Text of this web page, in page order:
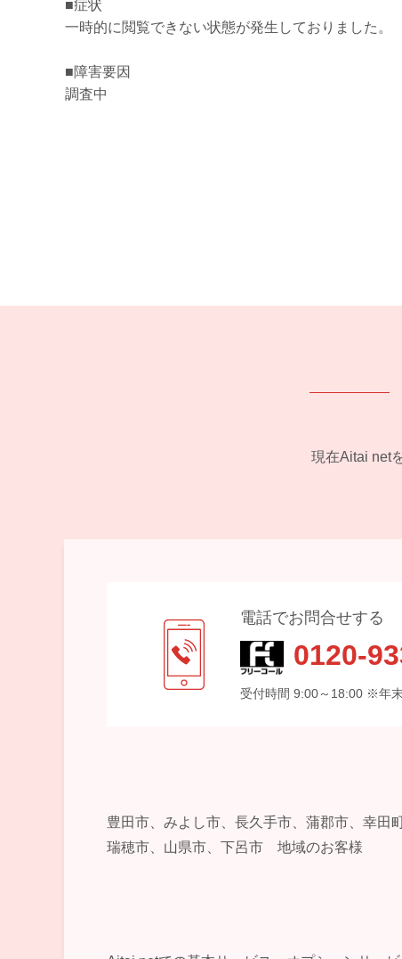
■症状
一時的に閲覧できない状態が発生しておりました。
■障害要因
調査中
現在Aitai net
電話でお問合せする
0120-
受付時間 9:00～18:00 ※年
豊田市、みよし市、長久手市、蒲郡市、幸田
瑞穂市、山県市、下呂市 地域のお客様